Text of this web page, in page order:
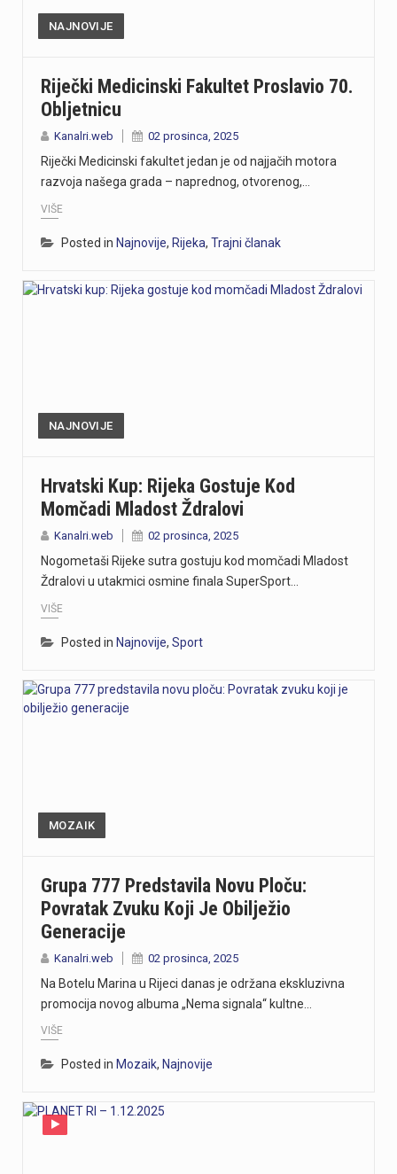
NAJNOVIJE
Riječki Medicinski Fakultet Proslavio 70.
Obljetnicu
Kanalri.web 02 prosinca, 2025
Riječki Medicinski fakultet jedan je od najjačih motora
razvoja našega grada – naprednog, otvorenog,…
VIŠE
Posted in Najnovije, Rijeka, Trajni članak
NAJNOVIJE
Hrvatski Kup: Rijeka Gostuje Kod
Momčadi Mladost Ždralovi
Kanalri.web 02 prosinca, 2025
Nogometaši Rijeke sutra gostuju kod momčadi Mladost
Ždralovi u utakmici osmine finala SuperSport…
VIŠE
Posted in Najnovije, Sport
MOZAIK
Grupa 777 Predstavila Novu Ploču:
Povratak Zvuku Koji Je Obilježio
Generacije
Kanalri.web 02 prosinca, 2025
Na Botelu Marina u Rijeci danas je održana ekskluzivna
promocija novog albuma „Nema signala“ kultne…
VIŠE
Posted in Mozaik, Najnovije